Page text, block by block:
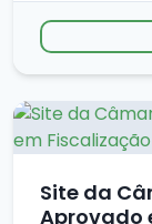
Site da
Aprovado